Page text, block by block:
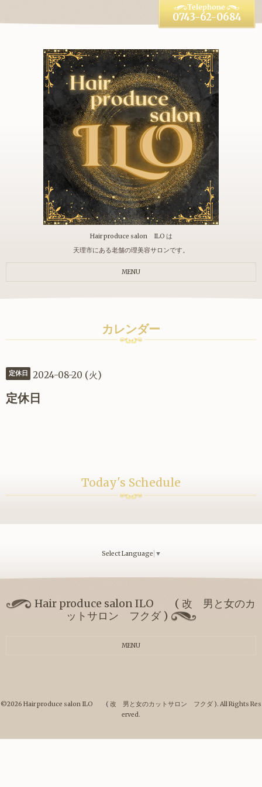
Hair produce salon ILO は
天理市にある老舗の理美容サロンです。
0743-62-0684
MENU
カレンダー
定休日 2024-08-20 (火)
定休日
Today's Schedule
Select Language ▼
Hair produce salon ILO ( 改 男と女のカ
ットサロン フクダ )
MENU
©2026 Hair produce salon ILO ( 改 男と女のカットサロン フクダ ). All Rights Res
erved.